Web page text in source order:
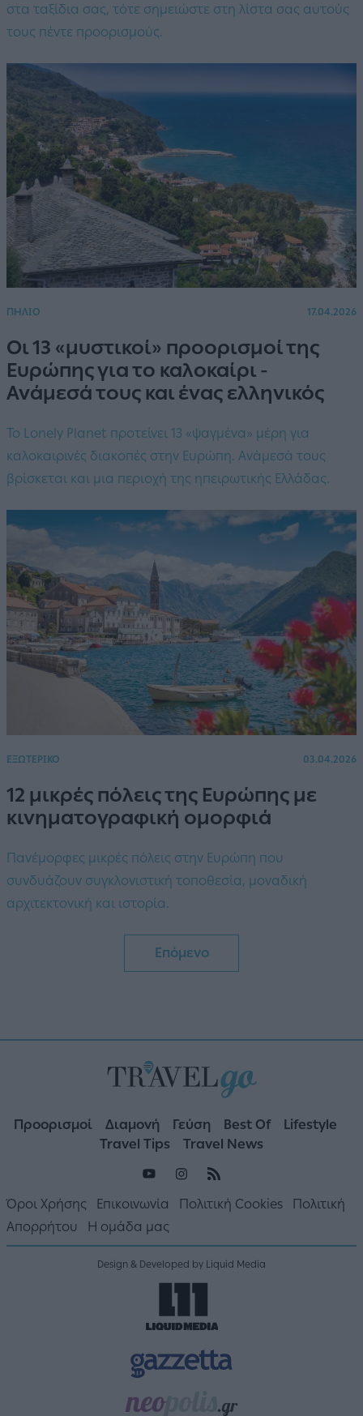
στα ταξίδια σας, τότε σημειώστε στη λίστα σας αυτούς
τους πέντε προορισμούς.
ΠΗΛΙΟ 17.04.2026
Οι 13 «μυστικοί» προορισμοί της
Ευρώπης για το καλοκαίρι -
Ανάμεσά τους και ένας ελληνικός
Το Lonely Planet προτείνει 13 «ψαγμένα» μέρη για
καλοκαιρινές διακοπές στην Ευρώπη. Ανάμεσά τους
βρίσκεται και μια περιοχή της ηπειρωτικής Ελλάδας.
ΕΞΩΤΕΡΙΚΟ 03.04.2026
12 μικρές πόλεις της Ευρώπης με
κινηματογραφική ομορφιά
Πανέμορφες μικρές πόλεις στην Ευρώπη που
συνδυάζουν συγκλονιστική τοποθεσία, μοναδική
αρχιτεκτονική και ιστορία.
Επόμενο
Προορισμοί Διαμονή Γεύση Best Of
Lifestyle
Travel Tips
Travel News
Όροι Χρήσης Επικοινωνία Πολιτική Cookies
Πολιτική
Απορρήτου
Η ομάδα μας
Design & Developed by Liquid Media